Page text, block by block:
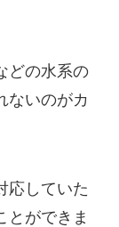
どの水系の
ないのがカ
応していた
とができま